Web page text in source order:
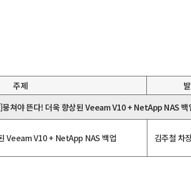
주제
쳐야 뜬다! 더욱 향상된 Veeam V10 + NetApp NAS 백
Veeam V10 + NetApp NAS 백업 김주철 차